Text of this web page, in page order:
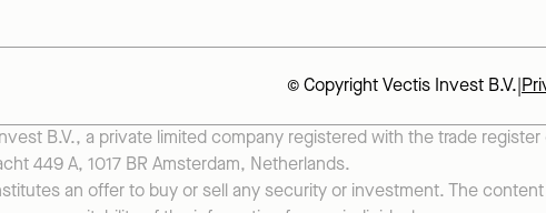
© Copyright Vectis Invest B.V.
B.V., a private limited company registered with the trade
449 A, 1017 BR Amsterdam, Netherlands.
an offer to buy or sell any security or investment. The